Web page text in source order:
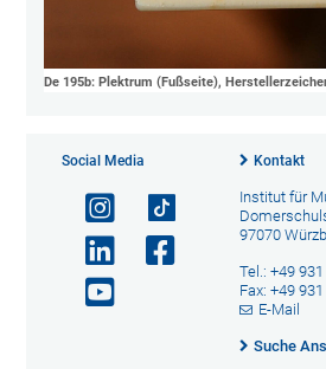
De 195b: Plektrum (Fußseite),
Social Media Kontakt
Institut für
97070
Tel.: +49
Fax: +49
E-Mail
Suche